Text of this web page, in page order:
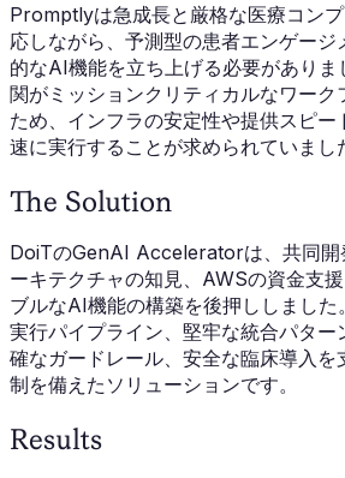
Promptlyは急成長と厳格な医療コン
応しながら、予測型の患者エンゲージ
的なAI機能を立ち上げる必要があり
関がミッションクリティカルなワーク
ため、インフラの安定性や提供スピー
速に実行することが求められていまし
The Solution
DoiTのGenAI Acceleratorは、共同開
ーキテクチャの知見、AWSの資金支
ブルなAI機能の構築を後押ししまし
実行パイプライン、堅牢な統合パター
確なガードレール、安全な臨床導入を
制を備えたソリューションです。
Results